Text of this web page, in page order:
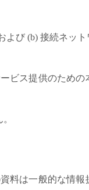
び (b) 接続ネッ
ビス提供のため
料は一般的な情報